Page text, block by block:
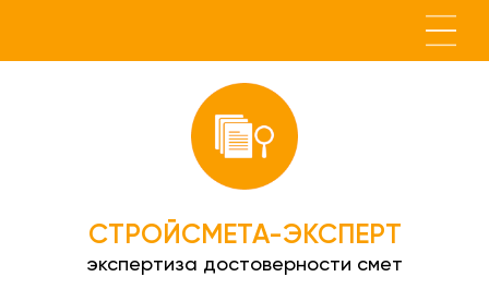
СТРОЙСМЕТА-ЭКСПЕРТ
экспертиза достоверности смет